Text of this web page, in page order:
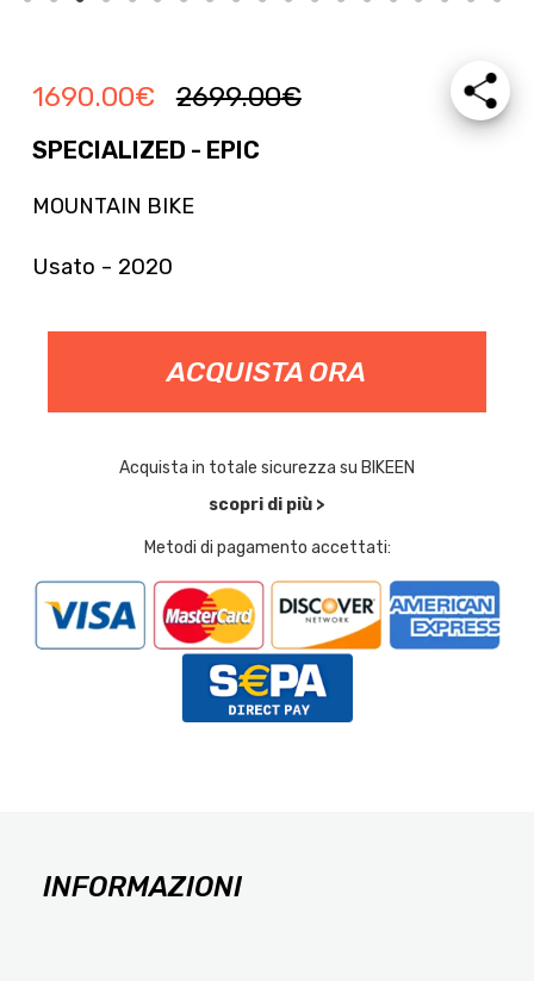
1690.00€ 2699.00€
SPECIALIZED - EPIC
MOUNTAIN BIKE
Usato - 2020
ACQUISTA ORA
Acquista in totale sicurezza su BIKEEN
scopri di più >
Metodi di pagamento accettati:
INFORMAZIONI